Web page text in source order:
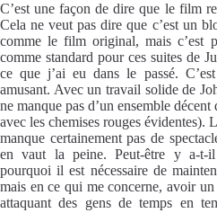
C’est une façon de dire que le film
Cela ne veut pas dire que c’est un
comme le film original, mais c’est
comme standard pour ces suites de
ce que j’ai eu dans le passé.
amusant. Avec un travail solide de
ne manque pas d’un ensemble
avec les chemises rouges
manque certainement pas de
en vaut la peine. Peut-être y a-t-
pourquoi il est nécessaire de
mais en ce qui me concerne, avoir
attaquant des gens de temps en